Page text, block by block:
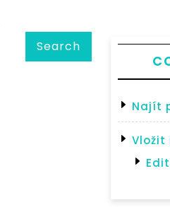
Search
Najít
Vložit